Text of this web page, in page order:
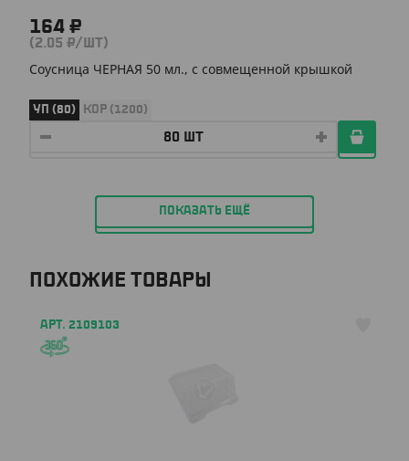
164 ₽
(2.05 ₽/ШТ)
Соусница ЧЕРНАЯ 50 мл., с совмещенной крышкой
УП (80) КОР (1200)
ПОКАЗАТЬ ЕЩЁ
ПОХОЖИЕ ТОВАРЫ
АРТ. 2109103